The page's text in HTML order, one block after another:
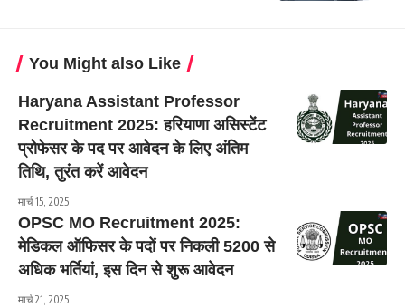
You Might also Like
Haryana Assistant Professor
Recruitment 2025: हरियाणा असिस्टेंट
प्रोफेसर के पद पर आवेदन के लिए अंतिम
तिथि, तुरंत करें आवेदन
मार्च 15, 2025
OPSC MO Recruitment 2025:
मेडिकल ऑफिसर के पदों पर निकली 5200 से
अधिक भर्तियां, इस दिन से शुरू आवेदन
मार्च 21, 2025